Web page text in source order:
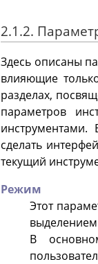
2.1.2.
Здесь описаны
влияющие
разделах,
параметров
инструментами.
сделать
текущий
Режим
Этот
В